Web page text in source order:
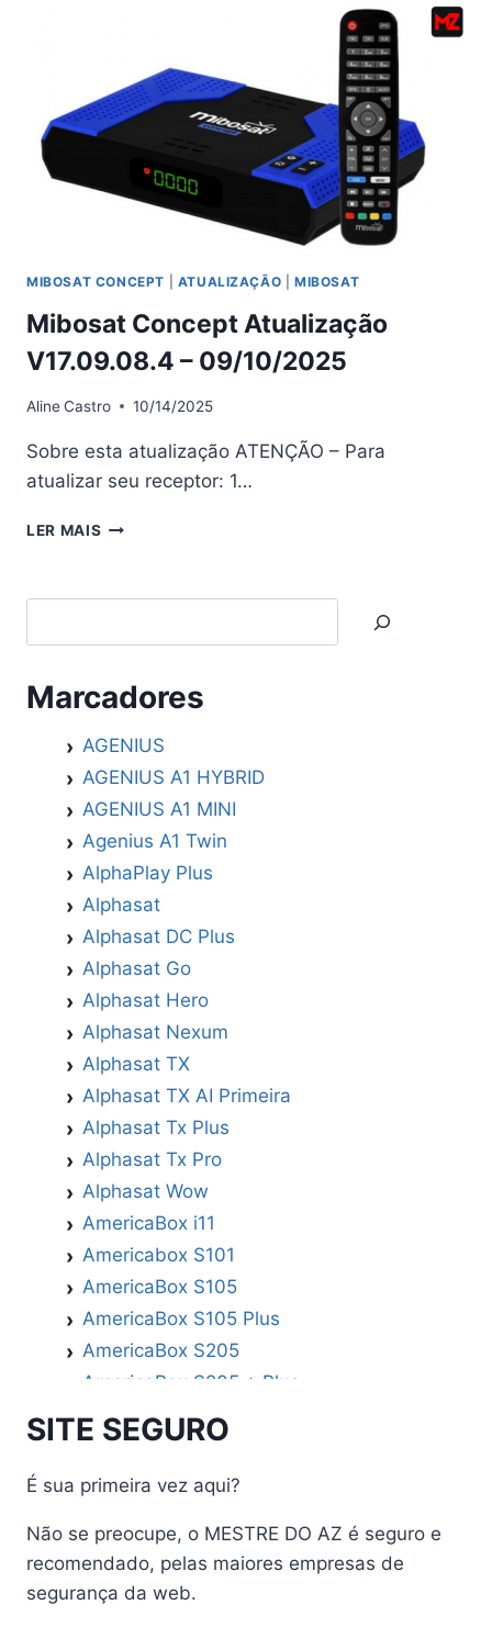
MIBOSAT CONCEPT ATUALIZAÇÃO |MIBOSAT
Mibosat Concept Atualização
V17.09.08.4 – 09/10/2025
AlineCastro 10/14/2025
Sobre esta atualização ATENÇÃO – Para
atualizar seu receptor: 1…
LER MAIS MIBOSAT
Marcadores
AGENIUS
AGENIUS A1 HYBRID
AGENIUS A1 MINI
Agenius A1 Twin
AlphaPlay Plus
Alphasat
Alphasat DC Plus
Alphasat Go
Alphasat Hero
Alphasat Nexum
Alphasat TX
Alphasat TX AI Primeira
Alphasat Tx Plus
Alphasat Tx Pro
Alphasat Wow
AmericaBox i11
Americabox S101
AmericaBox S105
AmericaBox S105 Plus
AmericaBox S205
AmericaBox S205 + Plus
AmericaBox S305 GX
AmericaBox S305 Plus
AmericaBox S705
Athomics
Athomics Active Express Primeira
Athomics Eon UHD
SITE SEGURO
É sua primeira vez aqui?
Não se preocupe, o MESTRE DO AZ é seguro e
recomendado, pelas maiores empresas de
segurança da web.